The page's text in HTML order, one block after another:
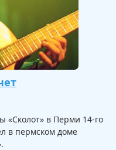
«Сколот» в Перми 14-го
в пермском доме